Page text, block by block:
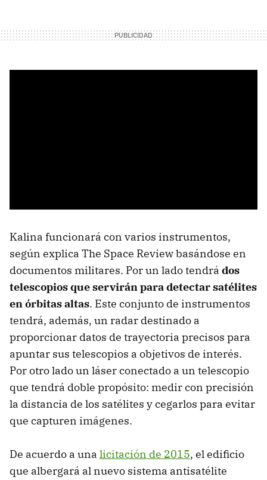
Kalina funcionará con varios instrumentos,
según explica The Space Review basándose en
documentos militares. Por un lado tendrá dos
telescopios que servirán para detectar satélites
en órbitas altas. Este conjunto de instrumentos
tendrá, además, un radar destinado a
proporcionar datos de trayectoria precisos para
apuntar sus telescopios a objetivos de interés.
Por otro lado un láser conectado a un telescopio
que tendrá doble propósito: medir con precisión
la distancia de los satélites y cegarlos para evitar
que capturen imágenes.
De acuerdo a una licitación de 2015, el edificio
que albergará al nuevo sistema antisatélite